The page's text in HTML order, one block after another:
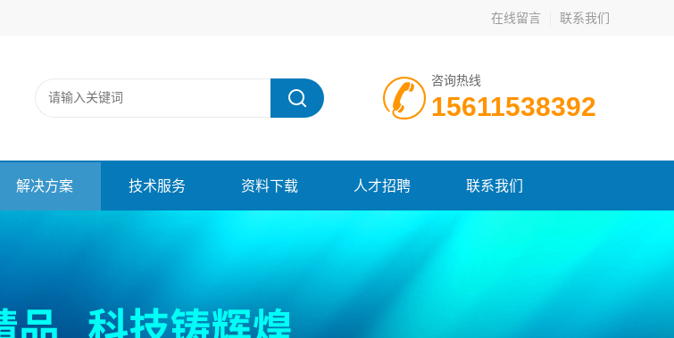
在线留言 联系我们
咨询热线
15611538392
解决方案 技术服务 资料下载 人才招聘 联系我们